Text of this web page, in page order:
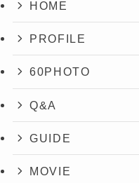
HOME
PROFILE
60PHOTO
Q&A
GUIDE
MOVIE